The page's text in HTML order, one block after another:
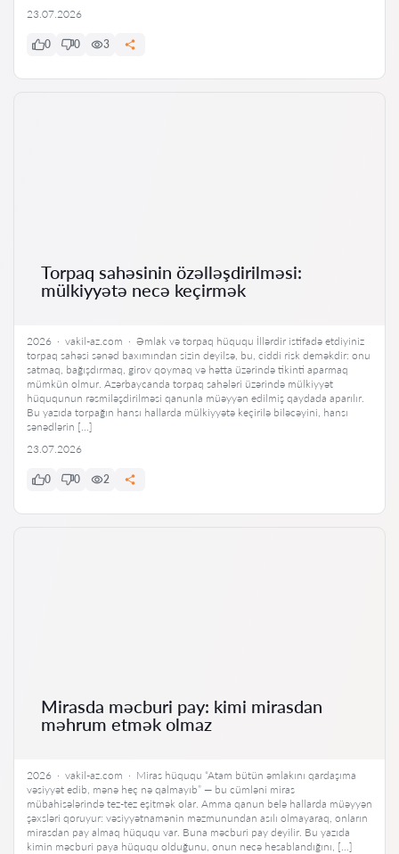
23.07.2026
0 0 3
Torpaq sahəsinin özəlləşdirilməsi:
mülkiyyətə necə keçirmək
2026 · vakil-az.com · Əmlak və torpaq hüququ İllərdir istifadə etdiyiniz
torpaq sahəsi sənəd baxımından sizin deyilsə, bu, ciddi risk deməkdir: onu
satmaq, bağışdırmaq, girov qoymaq və hətta üzərində tikinti aparmaq
mümkün olmur. Azərbaycanda torpaq sahələri üzərində mülkiyyət
hüququnun rəsmiləşdirilməsi qanunla müəyyən edilmiş qaydada aparılır.
Bu yazıda torpağın hansı hallarda mülkiyyətə keçirilə biləcəyini, hansı
sənədlərin […]
23.07.2026
0 0 2
Mirasda məcburi pay: kimi mirasdan
məhrum etmək olmaz
2026 · vakil-az.com · Miras hüququ “Atam bütün əmlakını qardaşıma
vəsiyyət edib, mənə heç nə qalmayıb” — bu cümləni miras
mübahisələrində tez-tez eşitmək olar. Amma qanun belə hallarda müəyyən
şəxsləri qoruyur: vəsiyyətnamənin məzmunundan asılı olmayaraq, onların
mirasdan pay almaq hüququ var. Buna məcburi pay deyilir. Bu yazıda
kimin məcburi paya hüququ olduğunu, onun necə hesablandığını, […]